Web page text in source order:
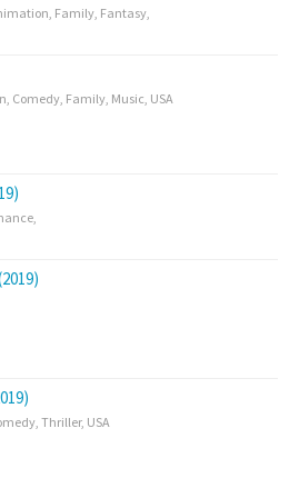
Family Fantasy
Comedy Family Music USA
Thriller, USA